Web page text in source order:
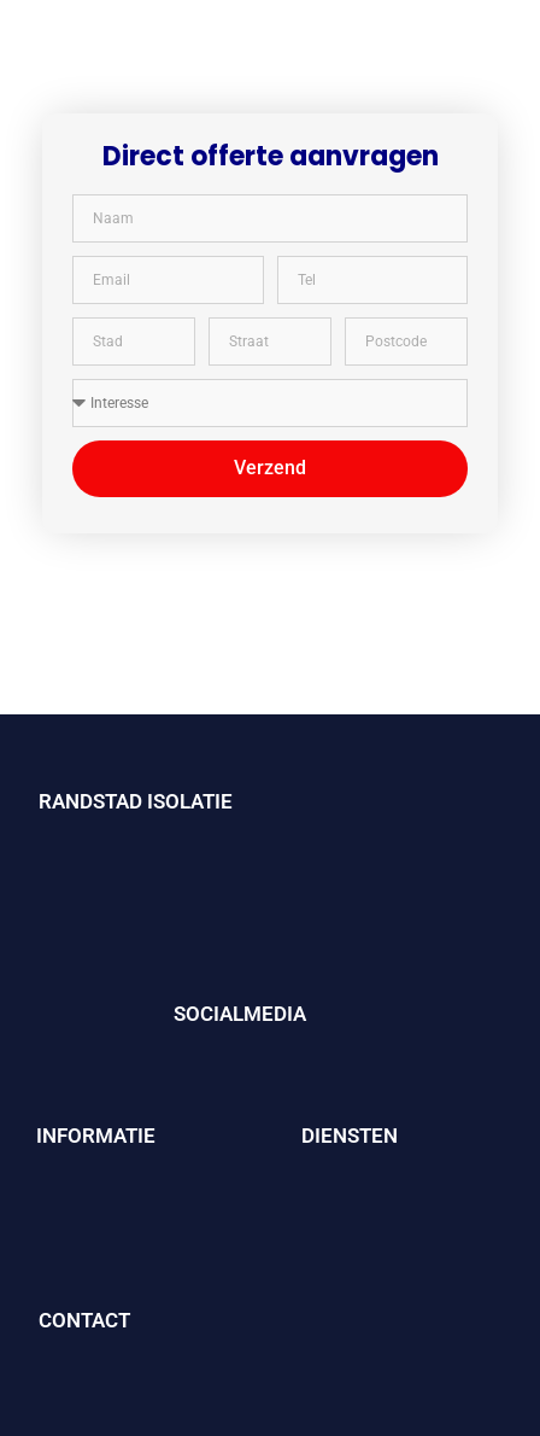
Direct offerte aanvragen​
Verzend
RANDSTAD ISOLATIE
SOCIALMEDIA
INFORMATIE DIENSTEN
CONTACT